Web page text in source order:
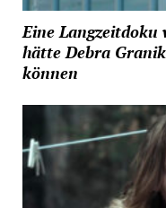
Eine Langzeitdoku
hätte Debra
können